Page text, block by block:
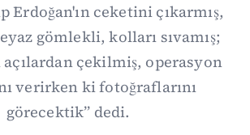
Erdoğan'ın ceketini çıkarmış,
gömlekli, kolları sıvamış;
çekilmiş, operasyon
verirken ki fotoğraflarını
görecektik” dedi.